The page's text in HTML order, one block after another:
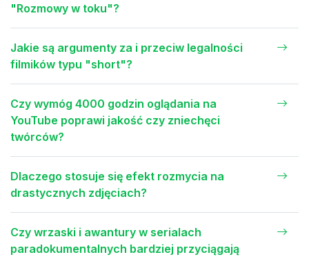
"Rozmowy w toku"?
Jakie są argumenty za i przeciw legalności
filmików typu "short"?
Czy wymóg 4000 godzin oglądania na
YouTube poprawi jakość czy zniechęci
twórców?
Dlaczego stosuje się efekt rozmycia na
drastycznych zdjęciach?
Czy wrzaski i awantury w serialach
paradokumentalnych bardziej przyciągają